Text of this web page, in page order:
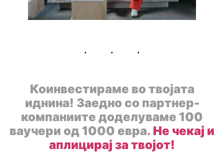
Коинвестираме во твојата
иднина! Заедно со партнер-
компаниите доделуваме 100
ваучери од 1000 евра. Не чекај и
аплицирај за твојот!